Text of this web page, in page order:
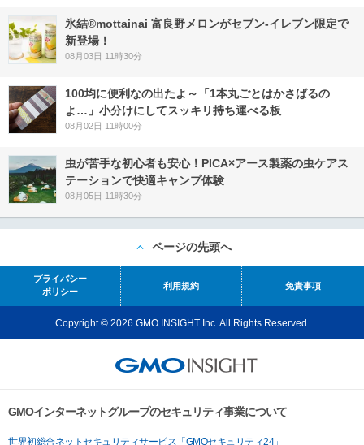
氷結®mottainai 富良野メロンがセブン‐イレブン限定で
新登場！
08月03日 11時30分
100均に便利なの出たよ～「1本丸ごとはかさばるの
よ…」小分けにしてスッキリ持ち運べる板
08月02日 11時00分
虫が苦手な初心者も安心！PICA×アース製薬の虫ケアス
テーションで快適キャンプ体験
08月05日 11時30分
ページの先頭へ
プライバシー
ポリシー
利用規約 免責事項
Copyright © 2026 GMO INSIGHT Inc. All Rights Reserved.
GMOインターネットグループのセキュリティ事業について
世界初総合ネットセキュリティサービス「GMOセキュリティ24」